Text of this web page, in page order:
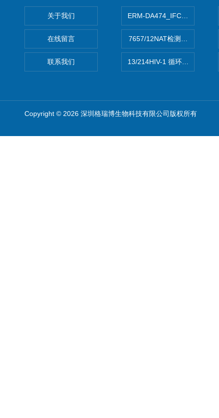
关于我们
在线留言
联系我们
ERM-DA474_IFCCC反应蛋
7657/12NAT检测的D型肝炎
13/214HIV-1 循环重组形式
Copyright © 2026 深圳格瑞博生物科技有限公司版权所有